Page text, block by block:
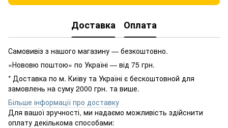
Доставка Оплата
Самовивіз з нашого магазину — безкоштовно.
«Нововю поштою» по Україні — від 75 грн.
* Доставка по м. Київу та Україні є бескоштовной для
замовлень на суму 2000 грн. та више.
Більше інформації про доставку
Для вашої зручності, ми надаємо можливість здійснити
оплату декількома способами: